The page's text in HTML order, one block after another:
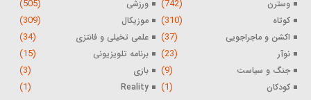
وسترن (742) ورزشی (505)
کوتاه (310) موزیکال (309)
اکشن و ماجراجویی (37) علمی تخیلی و فانتزی (34)
نوآر (23) برنامه تلویزیونی (15)
جنگ و سیاست (9) بازی (3)
کودکان (1)
Reality
(1)